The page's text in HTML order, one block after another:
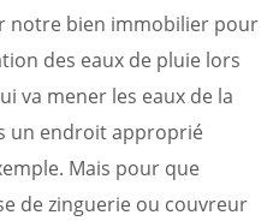
notre bien immobilier pour
des eaux de pluie lors
va mener les eaux de la
un endroit approprié
Mais pour que
de zinguerie ou couvreur